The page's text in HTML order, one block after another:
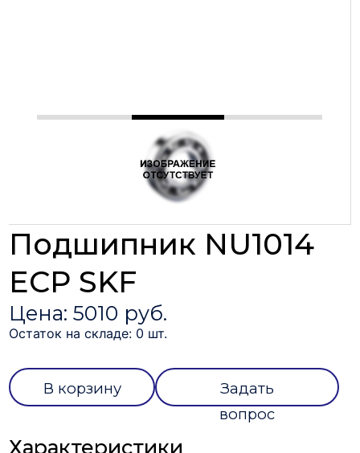
Подшипник NU1014
ECP SKF
Цена: 5010 руб.
Остаток на складе: 0 шт.
В корзину
Задать
вопрос
Характеристики